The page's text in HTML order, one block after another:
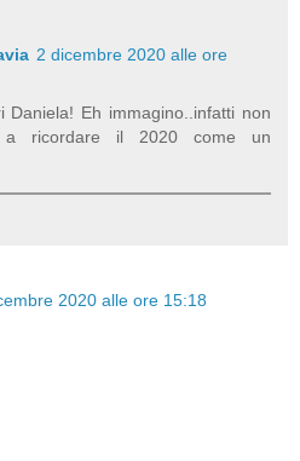
2 dicembre 2020 alle ore
Daniela! Eh immagino..infatti non
a ricordare il 2020 come un
2020 alle ore 15:18